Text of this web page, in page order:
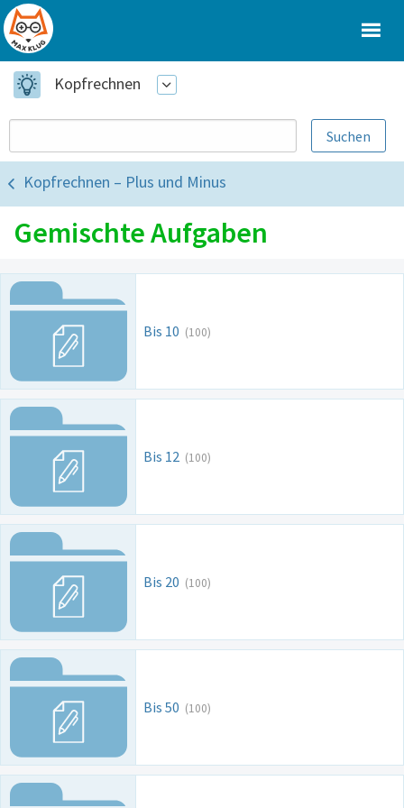
Kopfrechnen
Kopfrechnen – Plus und Minus
Gemischte Aufgaben
Bis 10 (100)
Bis 12 (100)
Bis 20 (100)
Bis 50 (100)